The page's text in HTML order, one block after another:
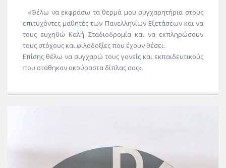
«Θέλω να εκφράσω τα θερμά μου συγχαρητήρια στους
επιτυχόντες μαθητές των Πανελληνίων Εξετάσεων και να
τους ευχηθώ Καλή Σταδιοδρομία και να εκπληρώσουν
τους στόχους και φιλοδοξίες που έχουν θέσει.
Επίσης θέλω να συγχαρώ τους γονείς και εκπαιδευτικούς
που στάθηκαν ακούραστα δίπλας σας».